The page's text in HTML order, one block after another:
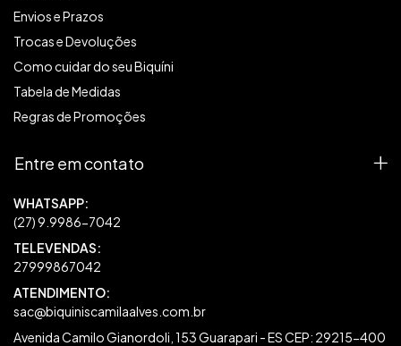
Envios e Prazos
Trocas e Devoluções
Como cuidar do seu Biquíni
Tabela de Medidas
Regras de Promoções
Entre em contato
27999867042
sac@biquiniscamilaalves.com.br
Avenida Camilo Gianordoli, 153 Guarapari - ES CEP: 29215-400